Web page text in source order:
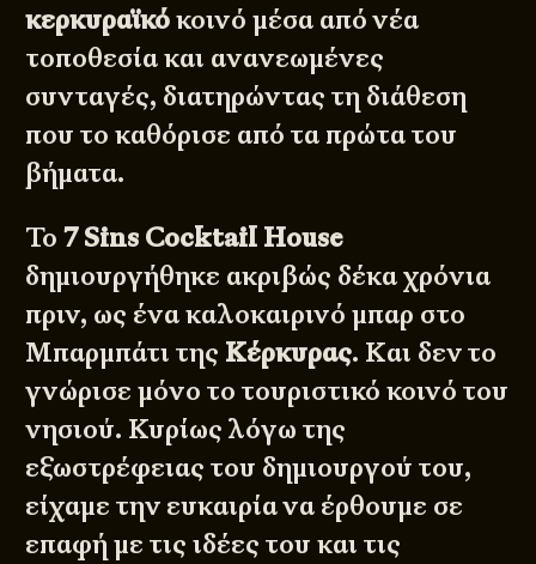
κερκυραϊκόκοινό μέσα από νέα
τοποθεσία και ανανεωμένες
συνταγές, διατηρώντας τη διάθεση
που το καθόρισε από τα πρώτα του
βήματα.
Το7 Sins Cocktail House
δημιουργήθηκε ακριβώς δέκα χρόνια
πριν, ως ένα καλοκαιρινό μπαρ στο
Μπαρμπάτι της Κέρκυρας. Και δεν το
γνώρισε μόνο το τουριστικό κοινό του
νησιού. Κυρίως λόγω της
εξωστρέφειας του δημιουργού του,
είχαμε την ευκαιρία να έρθουμε σε
επαφή με τις ιδέες του και τις